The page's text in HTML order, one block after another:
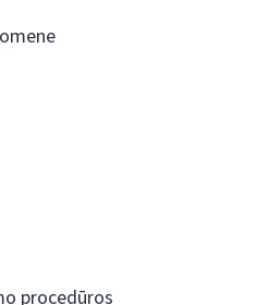
procedūros